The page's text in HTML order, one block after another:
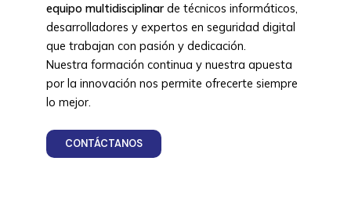
equipo multidisciplinar de técnicos informáticos,
desarrolladores y expertos en seguridad digital
que trabajan con pasión y dedicación.
Nuestra formación continua y nuestra apuesta
por la innovación nos permite ofrecerte siempre
lo mejor.
CONTÁCTANOS